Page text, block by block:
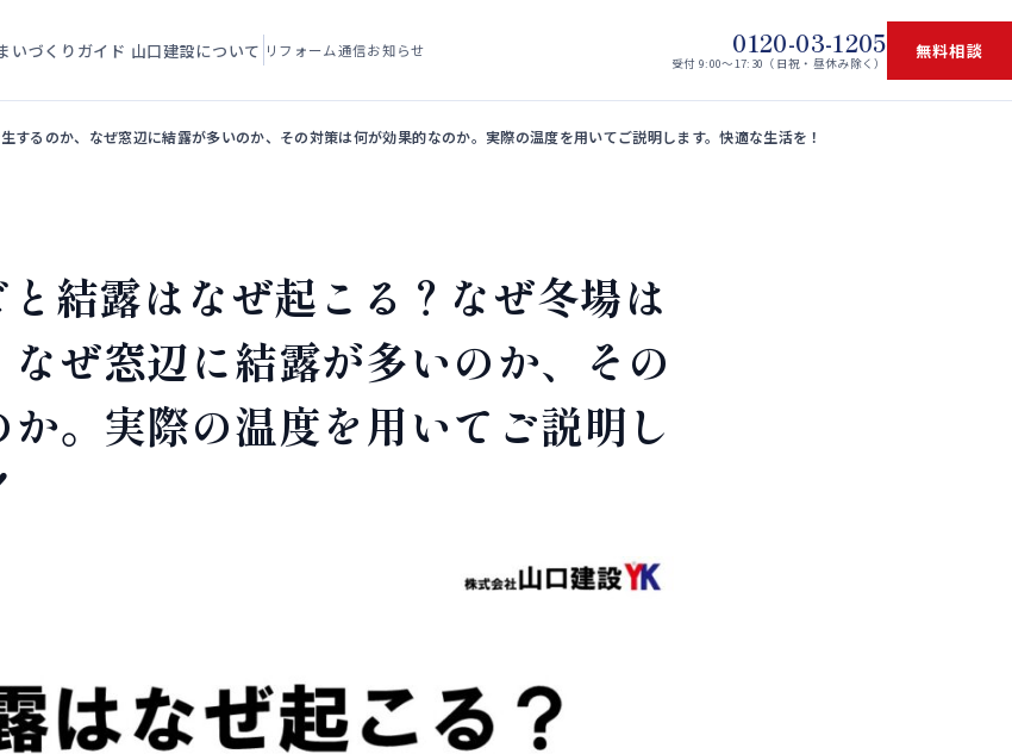
いづくりガイド 山口建設について リフォーム通信お知らせ 0120-03-1205
受付 9:00〜17:30（日祝・昼休み除く）
無料相談
するのか、なぜ窓辺に結露が多いのか、その対策は何が効果的なのか。実際の温度を用いてご説明します。快適な生活を！
結露はなぜ起こる？なぜ冬場は
ぜ窓辺に結露が多いのか、その
。実際の温度を用いてご説明し